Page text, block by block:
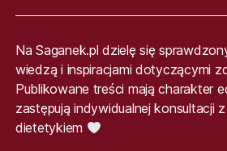
Na Saganek.pl dzielę się
wiedzą i inspiracjami dotyczącymi
Publikowane treści mają charakter
zastępują indywidualnej konsultacji
dietetykiem